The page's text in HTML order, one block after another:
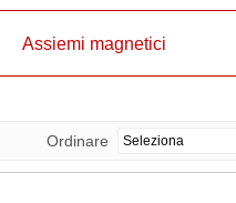
Assiemi magnetici
Ordinare